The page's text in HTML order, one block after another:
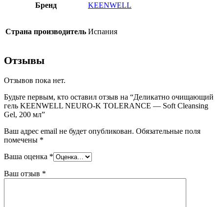
Бренд KEENWELL
Страна производитель Испания
Отзывы
Отзывов пока нет.
Будьте первым, кто оставил отзыв на “Деликатно очищающий
гель KEENWELL NEURO-K TOLERANCE — Soft Cleansing
Gel, 200 мл”
Ваш адрес email не будет опубликован. Обязательные поля
помечены *
Ваша оценка *
Ваш отзыв *